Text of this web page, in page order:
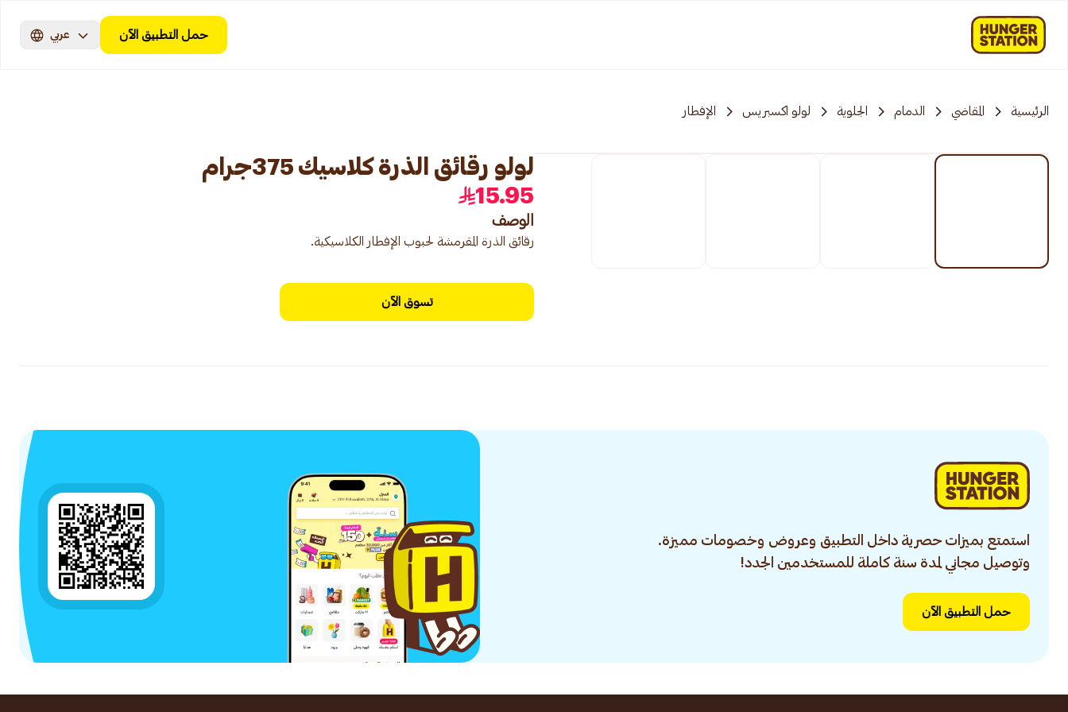
حمل التطبيق الآن عربي
الرئيسية المقاضي الدمام الجلوية لولو اكسبريس الإفطار
لولو رقائق الذرة كلاسيك 375جرام
15.95
الوصف
رقائق الذرة المقرمشة لحبوب الإفطار الكلاسيكية.
تسوق الآن
استمتع بميزات حصرية داخل التطبيق وعروض وخصومات مميزة.
وتوصيل مجاني لمدة سنة كاملة للمستخدمين الجدد!
حمل التطبيق الآن